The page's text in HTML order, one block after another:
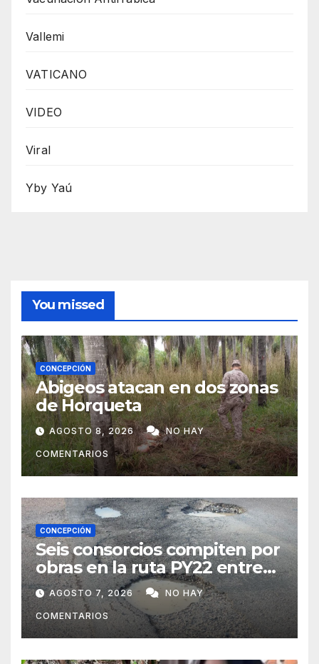
Vallemi
VATICANO
VIDEO
Viral
Yby Yaú
You missed
CONCEPCIÓN
Abigeos atacan en dos zonas
de Horqueta
AGOSTO 8, 2026 NO HAY
COMENTARIOS
CONCEPCIÓN
Seis consorcios compiten por
obras en la ruta PY22 entre
Concepción y Vallemí
AGOSTO 7, 2026 NO HAY
COMENTARIOS